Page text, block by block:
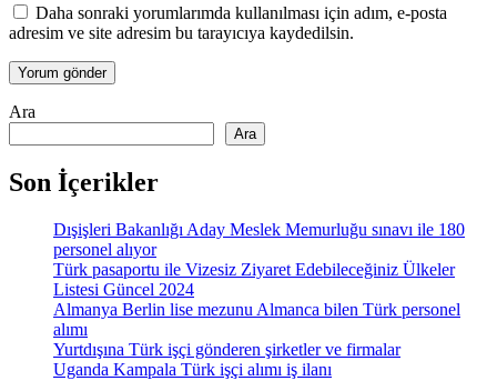
Daha sonraki yorumlarımda kullanılması için adım, e-posta
adresim ve site adresim bu tarayıcıya kaydedilsin.
Ara
Ara
Son İçerikler
Dışişleri Bakanlığı Aday Meslek Memurluğu sınavı ile 180
personel alıyor
Türk pasaportu ile Vizesiz Ziyaret Edebileceğiniz Ülkeler
Listesi Güncel 2024
Almanya Berlin lise mezunu Almanca bilen Türk personel
alımı
Yurtdışına Türk işçi gönderen şirketler ve firmalar
Uganda Kampala Türk işçi alımı iş ilanı